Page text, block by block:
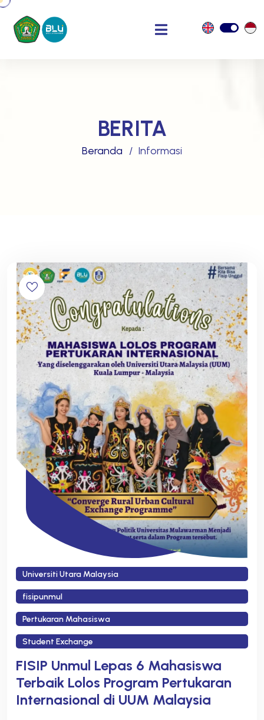
BERITA
Beranda Informasi
Universiti Utara Malaysia
fisipunmul
Pertukaran Mahasiswa
Student Exchange
FISIP Unmul Lepas 6 Mahasiswa
Terbaik Lolos Program Pertukaran
Internasional di UUM Malaysia